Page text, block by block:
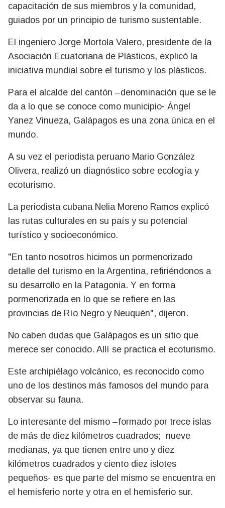
capacitación de sus miembros y la comunidad,
guiados por un principio de turismo sustentable.
El ingeniero Jorge Mortola Valero, presidente de la
Asociación Ecuatoriana de Plásticos, explicó la
iniciativa mundial sobre el turismo y los plásticos.
Para el alcalde del cantón –denominación que se le
da a lo que se conoce como municipio- Ángel
Yanez Vinueza, Galápagos es una zona única en el
mundo.
A su vez el periodista peruano Mario González
Olivera, realizó un diagnóstico sobre ecología y
ecoturismo.
La periodista cubana Nelia Moreno Ramos explicó
las rutas culturales en su país y su potencial
turístico y socioeconómico.
"En tanto nosotros hicimos un pormenorizado
detalle del turismo en la Argentina, refiriéndonos a
su desarrollo en la Patagonia. Y en forma
pormenorizada en lo que se refiere en las
provincias de Río Negro y Neuquén", dijeron.
No caben dudas que Galápagos es un sitio que
merece ser conocido. Allí se practica el ecoturismo.
Este archipiélago volcánico, es reconocido como
uno de los destinos más famosos del mundo para
observar su fauna.
Lo interesante del mismo –formado por trece islas
de más de diez kilómetros cuadrados; nueve
medianas, ya que tienen entre uno y diez
kilómetros cuadrados y ciento diez islotes
pequeños- es que parte del mismo se encuentra en
el hemisferio norte y otra en el hemisferio sur.